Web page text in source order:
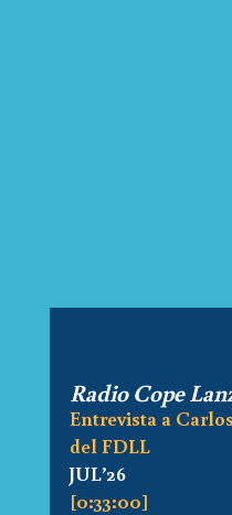
Radio Cope
Entrevista a
del FDLL
JUL’26
[0:33:00]